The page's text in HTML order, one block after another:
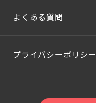
よくある質問
プライバシーポリシー